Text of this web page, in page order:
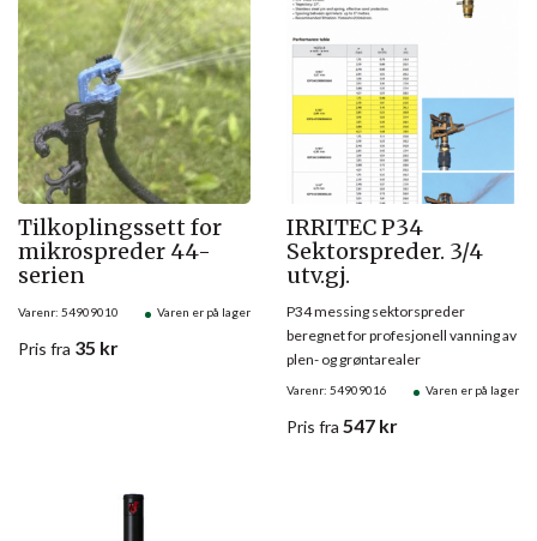
Tilkoplingssett for
mikrospreder 44-
serien
Varenr: 54909010 Varen er på lager
Pris fra 35 kr
IRRITEC P34
Sektorspreder. 3/4
utv.gj.
Varenr: 54909016 Varen er på lager
P34 messing sektorspreder
beregnet for profesjonell vanning av
plen- og grøntarealer
Pris fra 547 kr